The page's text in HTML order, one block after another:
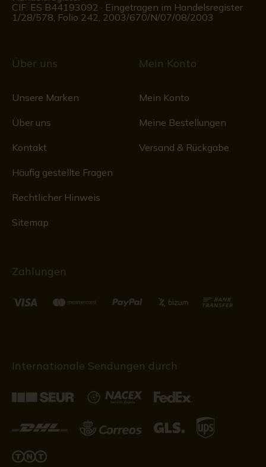
CIF: ES B44193092 · Eingetragen im Handelsregister
1/28/578, Folio 242, 2003/670/N/07/08/2003
Über uns
Unsere Marken
Über uns
Kontakt
Häufig gestellte Fragen
Rechtlicher Hinweis
Sitemap
Mein Konto
Mein Konto
Meine Bestellungen
Versand & Rückgabe
Zahlungen
Internationale Sendungen durch